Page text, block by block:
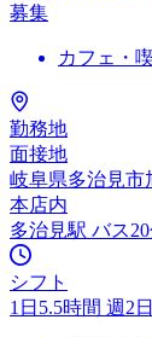
募集
カフェ・
勤務地
面接地
岐阜県多治見
本店内
多治見駅 バス
シフト
1日5.5時間 週2